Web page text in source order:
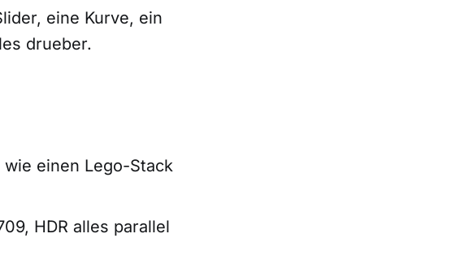
eine Kurve, ein
drueber.
einen Lego-Stack
HDR alles parallel